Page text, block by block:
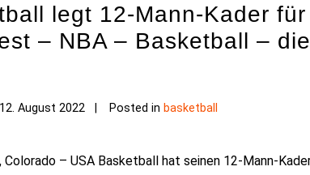
legt 12-Mann-Kader
– NBA – Basketball –
12. August 2022 Posted in basketball
Colorado – USA Basketball hat seinen 12-Mann-